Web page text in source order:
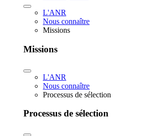
L'ANR
Nous connaître
Missions
Missions
L'ANR
Nous connaître
Processus de sélection
Processus de sélection